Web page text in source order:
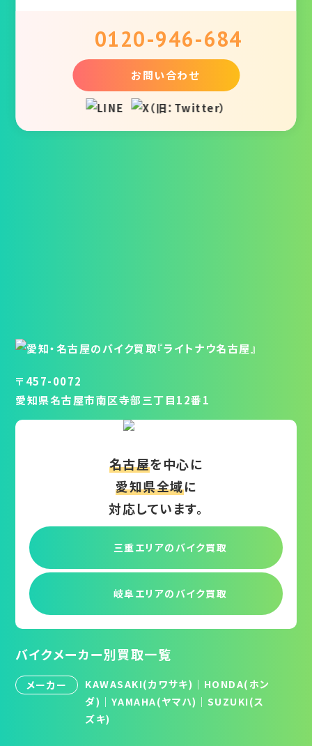
0120-946-684
お問い合わせ
〒457-0072
愛知県名古屋市南区寺部三丁目12番1
名古屋を中心に
愛知県全域に
対応しています。
三重エリアのバイク買取
岐阜エリアのバイク買取
バイクメーカー別買取一覧
メーカー KAWASAKI(カワサキ) ｜ HONDA(ホン
ダ) ｜ YAMAHA(ヤマハ) ｜ SUZUKI(ス
ズキ)